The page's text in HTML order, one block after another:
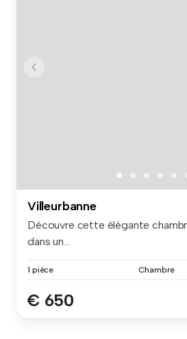
Villeurbanne
Découvre cette élégante
dans un...
1 pièce Chambre
€ 650